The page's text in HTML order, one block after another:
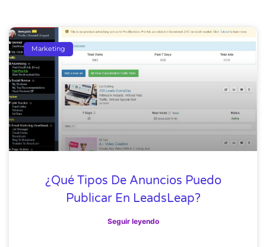
Marketing
¿Qué Tipos De Anuncios Puedo
Publicar En LeadsLeap?
Seguir leyendo